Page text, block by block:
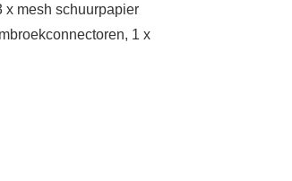
x mesh schuurpapier
1 x